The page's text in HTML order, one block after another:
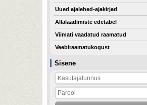
Sisene
Uued ajalehed-ajakirjad
Allalaadimiste edetabel
Viimati vaadatud raamatud
Veebiraamatukogust